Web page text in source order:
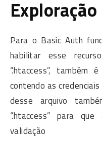
Exploração
Para o Basic Auth
habilitar esse
“.htaccess”, também
contendo as
desse arquivo
“.htaccess” para
validação